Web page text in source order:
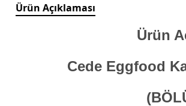
Ürün Açıklaması
Ürün
Cede Eggfood